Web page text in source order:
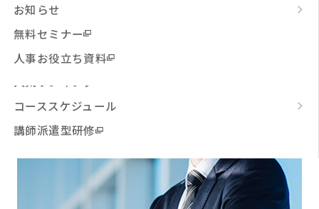
階層・役割
その他からコースを探す
ビジネススキル
テーマ別
3時間コース
人気ランキング
コーススケジュール
講師派遣型研修
サービスの特長
ご利用の流れ
よくあるご質問
お知らせ
無料セミナー
人事お役立ち資料
該当件数：25